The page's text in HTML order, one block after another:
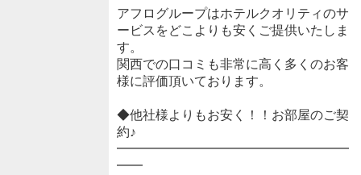
アフログループはホテルクオリティのサ
ービスをどこよりも安くご提供いたしま
す。
関西での口コミも非常に高く多くのお客
様に評価頂いております。
◆他社様よりもお安く！！お部屋のご契
約♪
━━━━━━━━━━━━━━━━━━
━━